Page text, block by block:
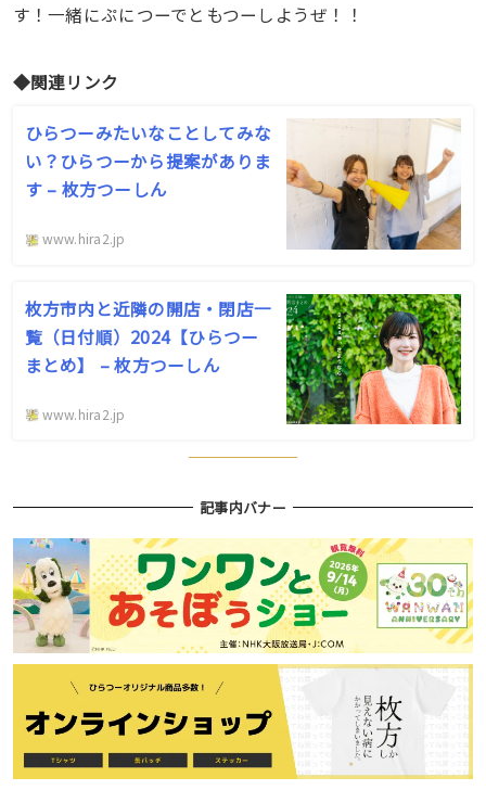
す！一緒にぷにつーでともつーしようぜ！！
◆関連リンク
ひらつーみたいなことしてみな
い？ひらつーから提案がありま
す – 枚方つーしん
www.hira2.jp
枚方市内と近隣の開店・閉店一
覧（日付順）2024【ひらつー
まとめ】 – 枚方つーしん
www.hira2.jp
記事内バナー